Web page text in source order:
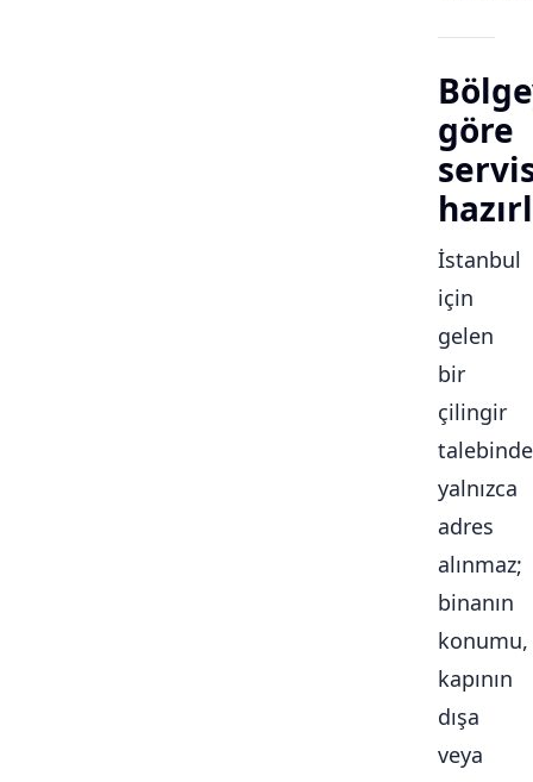
göre
İstanbul
için
gelen
bir
çilingir
talebinde
yalnızca
adres
alınmaz;
binanın
konumu,
kapının
dışa
veya